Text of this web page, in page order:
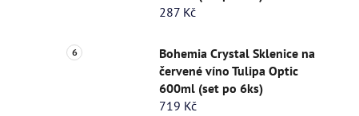
287 Kč
Bohemia Crystal Sklenice na
červené víno Tulipa Optic
600ml (set po 6ks)
719 Kč